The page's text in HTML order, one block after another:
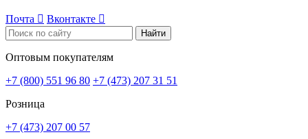
Почта  Вконтакте 
Найти
Оптовым покупателям
+7 (800) 551 96 80 +7 (473) 207 31 51
Розница
+7 (473) 207 00 57